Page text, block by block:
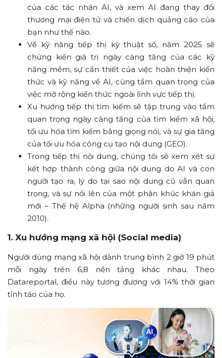
của các tác nhân AI, và xem AI đang thay đổi
thương mại điện tử và chiến dịch quảng cáo của
bạn như thế nào.
Về kỹ năng tiếp thị kỹ thuật số, năm 2025 sẽ
chứng kiến giá trị ngày càng tăng của các kỹ
năng mềm, sự cần thiết của việc hoàn thiện kiến
thức và kỹ năng về AI, cùng tầm quan trọng của
việc mở rộng kiến thức ngoài lĩnh vực tiếp thị.
Xu hướng tiếp thị tìm kiếm sẽ tập trung vào tầm
quan trọng ngày càng tăng của tìm kiếm xã hội,
tối ưu hóa tìm kiếm bằng giọng nói, và sự gia tăng
của tối ưu hóa công cụ tạo nội dung (GEO).
Trong tiếp thị nội dung, chúng tôi sẽ xem xét sự
kết hợp thành công giữa nội dung do AI và con
người tạo ra, lý do tại sao nội dung cũ vẫn quan
trọng, và sự nổi lên của một phân khúc khán giả
mới – Thế hệ Alpha (những người sinh sau năm
2010).
1. Xu hướng mạng xã hội (Social media)
Người dùng mạng xã hội dành trung bình 2 giờ 19 phút
mỗi ngày trên 6,8 nền tảng khác nhau. Theo
Datareportal, điều này tương đương với 14% thời gian
tỉnh táo của họ.